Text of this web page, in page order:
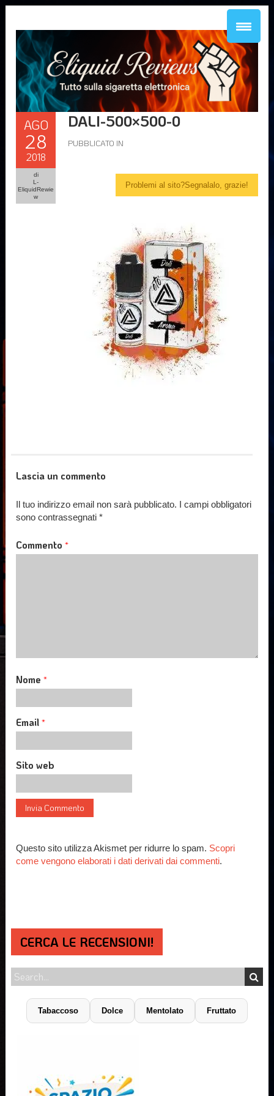
AGO
28
2018
di
L-
EliquidRewie
w
DALI-500×500-0
PUBBLICATO IN
Problemi al sito?Segnalalo, grazie!
Lascia un commento
Il tuo indirizzo email non sarà pubblicato. I campi obbligatori
sono contrassegnati*
Commento*
Nome*
Email*
Sito web
Questo sito utilizza Akismet per ridurre lo spam. Scopri
come vengono elaborati i dati derivati dai commenti.
CERCA LE RECENSIONI!
Tabaccoso Dolce Mentolato Fruttato